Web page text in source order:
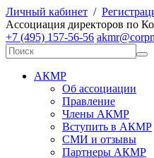
Личный кабинет /
Ассоциация директоров по К
+7 (495) 157-56-56
АКМР
Об ассоциации
Правление
Члены АКМР
Вступить в АКМР
СМИ и отзывы
Партнеры АКМР